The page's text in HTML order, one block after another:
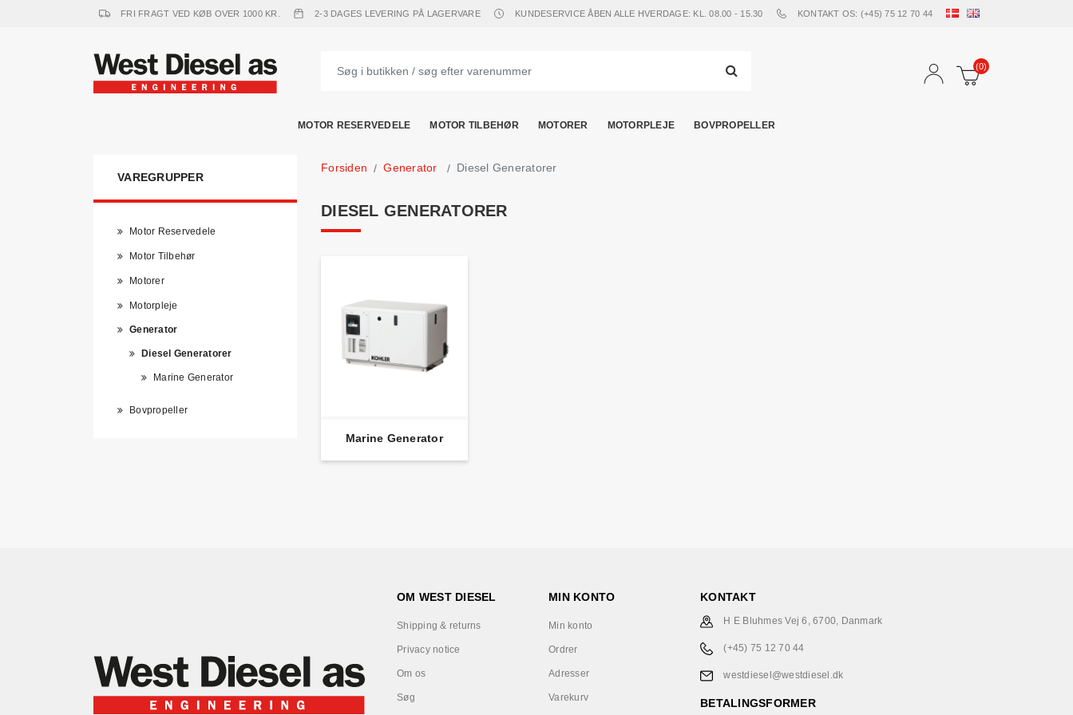
FRI FRAGT VED KØB OVER 1000 KR. 2-3 DAGES LEVERING PÅ LAGERVARE KUNDESERVICE ÅBEN ALLE HVERDAGE: KL. 08.00 - 15.30 KONTAKT OS: (+45) 75 12 70 44
(0)
MOTOR RESERVEDELE MOTOR TILBEHØR MOTORER MOTORPLEJE BOVPROPELLER
VAREGRUPPER
Motor Reservedele
Motor Tilbehør
Motorer
Motorpleje
Generator
Diesel Generatorer
Marine Generator
Bovpropeller
Forsiden Generator Diesel Generatorer
DIESEL GENERATORER
Marine Generator
OM WEST DIESEL
Shipping & returns
Privacy notice
Om os
Søg
MIN KONTO
Min konto
Ordrer
Adresser
Varekurv
KONTAKT
H E Bluhmes Vej 6, 6700, Danmark
(+45) 75 12 70 44
westdiesel@westdiesel.dk
BETALINGSFORMER